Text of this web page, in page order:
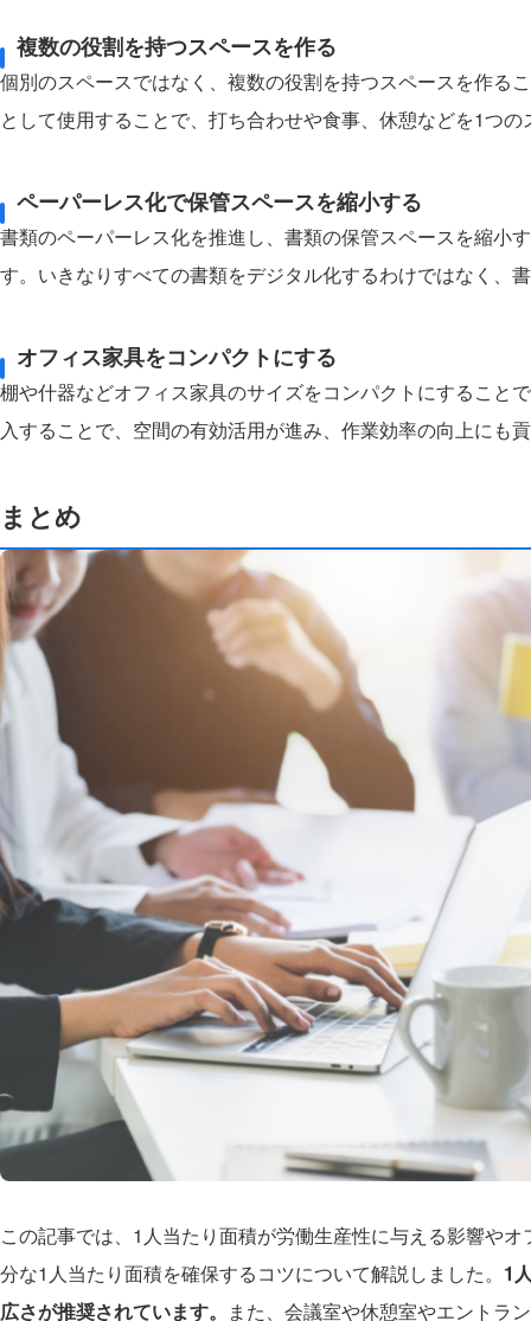
複数の役割を持つスペースを作る
個別のスペースではなく、複数の役割を持つスペースを作る
として使用することで、打ち合わせや食事、休憩などを1つ
ペーパーレス化で保管スペースを縮小する
書類のペーパーレス化を推進し、書類の保管スペースを縮小
す。いきなりすべての書類をデジタル化するわけではなく、
オフィス家具をコンパクトにする
棚や什器などオフィス家具のサイズをコンパクトにすること
入することで、空間の有効活用が進み、作業効率の向上にも
まとめ
この記事では、1人当たり面積が労働生産性に与える影響や
分な1人当たり面積を確保するコツについて解説しました。 1
広さが推奨されています。 また、会議室や休憩室やエントラ